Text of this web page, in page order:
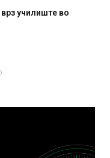
на генералите